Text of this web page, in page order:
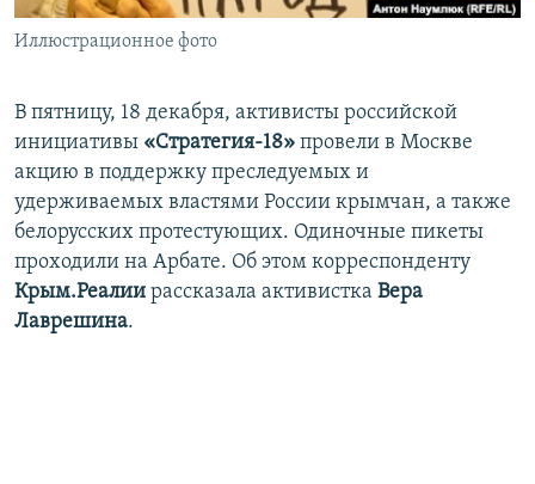
УКРАИНСКАЯ ПРОБЛЕМА КРЫМА
Все сайты RFE/RL
Иллюстрационное фото
В пятницу, 18 декабря, активисты российской
инициативы «Стратегия-18» провели в Москве
акцию в поддержку преследуемых и
удерживаемых властями России крымчан, а также
белорусских протестующих. Одиночные пикеты
проходили на Арбате. Об этом корреспонденту
Крым.Реалии рассказала активистка Вера
Лаврешина.